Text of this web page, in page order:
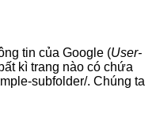
tin của Google (User-
kì trang nào có chứa
subfolder/. Chúng ta